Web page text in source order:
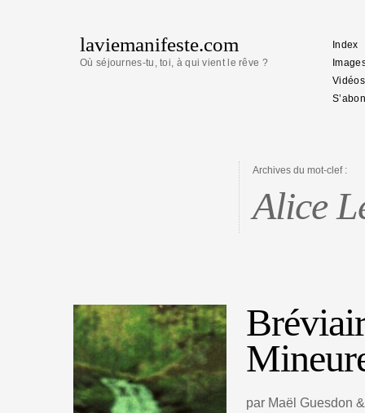
laviemanifeste.com
Où séjournes-tu, toi, à qui vient le rêve ?
Index
Vidéos
Archives du mot-clef :
Alice
par Maël Guesdon